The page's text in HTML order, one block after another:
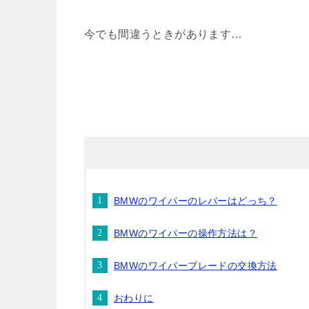
今でも間違うときがあります…
BMWのワイパーのレバーはどっち？
BMWのワイパーの操作方法は？
BMWのワイパーブレードの交換方法
おわりに